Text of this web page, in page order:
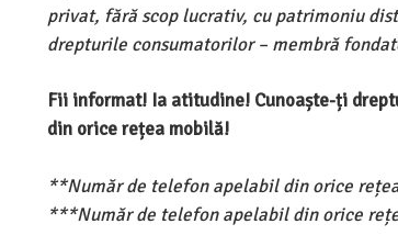
privat, fără scop lucrativ, cu patrimoniu
drepturile consumatorilor – membră
Fii informat! Ia atitudine! Cunoaște-ți
din orice rețea mobilă!
**Număr de telefon apelabil din orice
***Număr de telefon apelabil din orice